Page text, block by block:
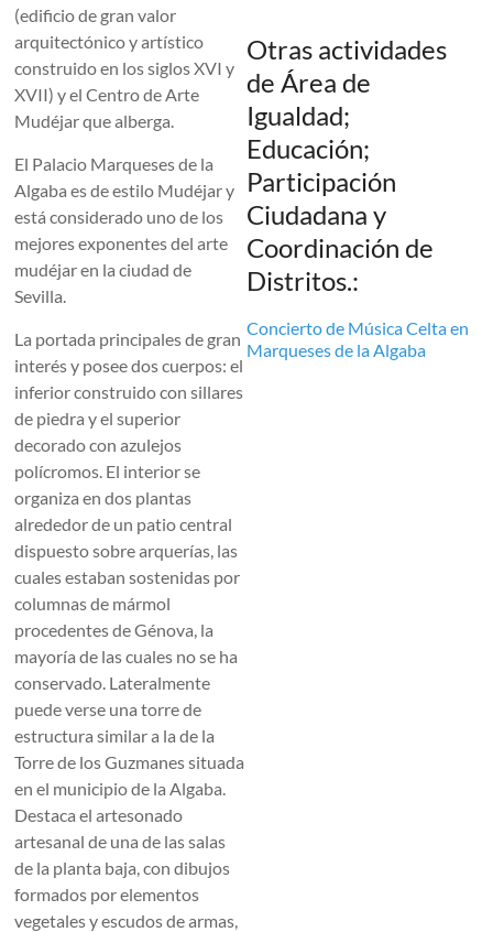
(edificio de gran valor
arquitectónico y artístico
construido en los siglos XVI y
XVII) y el Centro de Arte
Mudéjar que alberga.
El Palacio Marqueses de la
Algaba es de estilo Mudéjar y
está considerado uno de los
mejores exponentes del arte
mudéjar en la ciudad de
Sevilla.
La portada principales de gran
interés y posee dos cuerpos: el
inferior construido con sillares
de piedra y el superior
decorado con azulejos
polícromos. El interior se
organiza en dos plantas
alrededor de un patio central
dispuesto sobre arquerías, las
cuales estaban sostenidas por
columnas de mármol
procedentes de Génova, la
mayoría de las cuales no se ha
conservado. Lateralmente
puede verse una torre de
estructura similar a la de la
Torre de los Guzmanes situada
en el municipio de la Algaba.
Destaca el artesonado
artesanal de una de las salas
de la planta baja, con dibujos
formados por elementos
vegetales y escudos de armas,
Otras actividades
de Área de
Igualdad;
Educación;
Participación
Ciudadana y
Coordinación de
Distritos.:
Concierto de Música Celta en
Marqueses de la Algaba